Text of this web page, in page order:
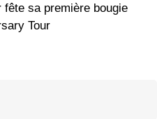
fête sa première bougie
Tour